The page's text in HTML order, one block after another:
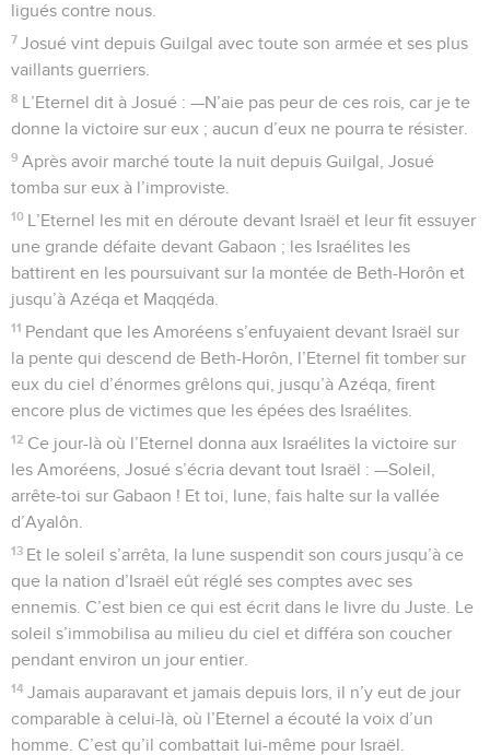
ligués contre nous.
7 Josué vint depuis Guilgal avec toute son armée et ses plus
vaillants guerriers.
8 L’Eternel dit à Josué : —N’aie pas peur de ces rois, car je te
donne la victoire sur eux ; aucun d’eux ne pourra te résister.
9 Après avoir marché toute la nuit depuis Guilgal, Josué
tomba sur eux à l’improviste.
10 L’Eternel les mit en déroute devant Israël et leur fit essuyer
une grande défaite devant Gabaon ; les Israélites les
battirent en les poursuivant sur la montée de Beth-Horôn et
jusqu’à Azéqa et Maqqéda.
11 Pendant que les Amoréens s’enfuyaient devant Israël sur
la pente qui descend de Beth-Horôn, l’Eternel fit tomber sur
eux du ciel d’énormes grêlons qui, jusqu’à Azéqa, firent
encore plus de victimes que les épées des Israélites.
12 Ce jour-là où l’Eternel donna aux Israélites la victoire sur
les Amoréens, Josué s’écria devant tout Israël : —Soleil,
arrête-toi sur Gabaon ! Et toi, lune, fais halte sur la vallée
d’Ayalôn.
13 Et le soleil s’arrêta, la lune suspendit son cours jusqu’à ce
que la nation d’Israël eût réglé ses comptes avec ses
ennemis. C’est bien ce qui est écrit dans le livre du Juste. Le
soleil s’immobilisa au milieu du ciel et différa son coucher
pendant environ un jour entier.
14 Jamais auparavant et jamais depuis lors, il n’y eut de jour
comparable à celui-là, où l’Eternel a écouté la voix d’un
homme. C’est qu’il combattait lui-même pour Israël.